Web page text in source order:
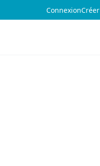
Connexion